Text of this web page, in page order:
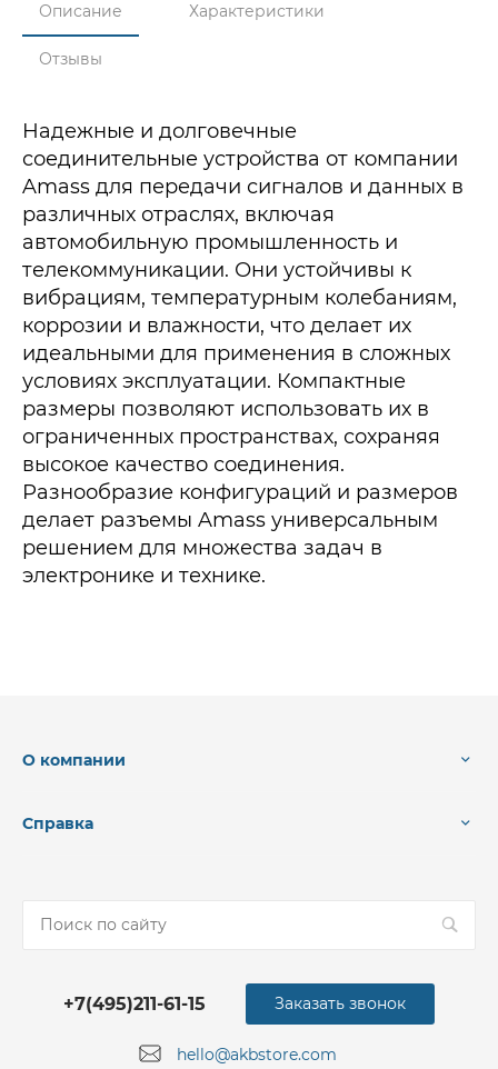
Описание Характеристики
Отзывы
Надежные и долговечные
соединительные устройства от компании
Amass для передачи сигналов и данных в
различных отраслях, включая
автомобильную промышленность и
телекоммуникации. Они устойчивы к
вибрациям, температурным колебаниям,
коррозии и влажности, что делает их
идеальными для применения в сложных
условиях эксплуатации. Компактные
размеры позволяют использовать их в
ограниченных пространствах, сохраняя
высокое качество соединения.
Разнообразие конфигураций и размеров
делает разъемы Amass универсальным
решением для множества задач в
электронике и технике.
О компании
Справка
+7(495)211-61-15
hello@akbstore.com
Заказать звонок